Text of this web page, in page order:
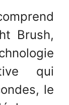
Brush,
qui
le